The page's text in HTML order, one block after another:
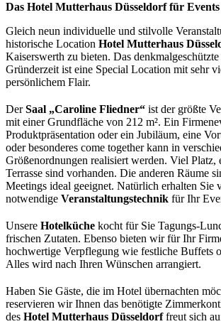
Das Hotel Mutterhaus Düsseldorf für Events
Gleich neun individuelle und stilvolle
historische Location Hotel Mutterhaus
Kaiserswerth zu bieten. Das
Gründerzeit ist eine Special Location mit sehr
persönlichem Flair.
DerSaal „Caroline Fliedner“ ist der größte
mit einer Grundfläche von 212 m². Ein
Produktpräsentation oder ein Jubiläum, eine
oder besonderes come together kann in
Größenordnungen realisiert werden. Viel Platz,
Terrasse sind vorhanden. Die anderen Räume
Meetings ideal geeignet. Natürlich erhalten Sie
notwendige Veranstaltungstechnik für Ihr
Unsere Hotelküche kocht für Sie Tagungs-
frischen Zutaten. Ebenso bieten wir für Ihr
hochwertige Verpflegung wie festliche Buffets
Alles wird nach Ihren Wünschen arrangiert.
Haben Sie Gäste, die im Hotel übernachten
reservieren wir Ihnen das benötigte
des Hotel Mutterhaus Düsseldorffreut sich